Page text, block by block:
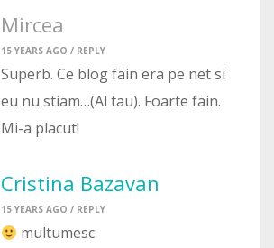
Mircea
15 YEARS AGO / REPLY
Superb. Ce blog fain era pe net si
eu nu stiam…(Al tau). Foarte fain.
Mi-a placut!
Cristina Bazavan
15 YEARS AGO / REPLY
multumesc